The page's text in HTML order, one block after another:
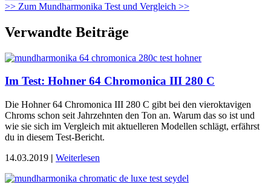
>> Zum Mundharmonika Test und Vergleich >>
Verwandte Beiträge
Im Test: Hohner 64 Chromonica III 280 C
Die Hohner 64 Chromonica III 280 C gibt bei den vieroktavigen
Chroms schon seit Jahrzehnten den Ton an. Warum das so ist und
wie sie sich im Vergleich mit aktuelleren Modellen schlägt, erfährst
du in diesem Test-Bericht.
14.03.2019 | Weiterlesen